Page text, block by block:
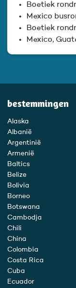
Boetiek
Mexico
Boetiek
Mexico,
bestemmingen
Alaska
Albanië
Argentinië
Armenië
Baltics
Belize
Bolivia
Borneo
Botswana
Cambodja
Chili
China
Colombia
Costa Rica
Cuba
Ecuador